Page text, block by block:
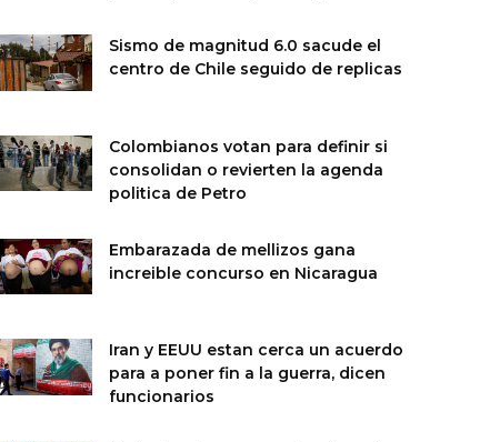
Sismo de magnitud 6.0 sacude el
centro de Chile seguido de replicas
Colombianos votan para definir si
consolidan o revierten la agenda
politica de Petro
Embarazada de mellizos gana
increible concurso en Nicaragua
Iran y EEUU estan cerca un acuerdo
para a poner fin a la guerra, dicen
funcionarios